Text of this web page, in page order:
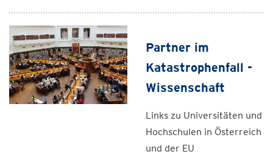
Partner im
Katastrophenfall -
Wissenschaft
Links zu Universitäten und
Hochschulen in Österreich
und der EU